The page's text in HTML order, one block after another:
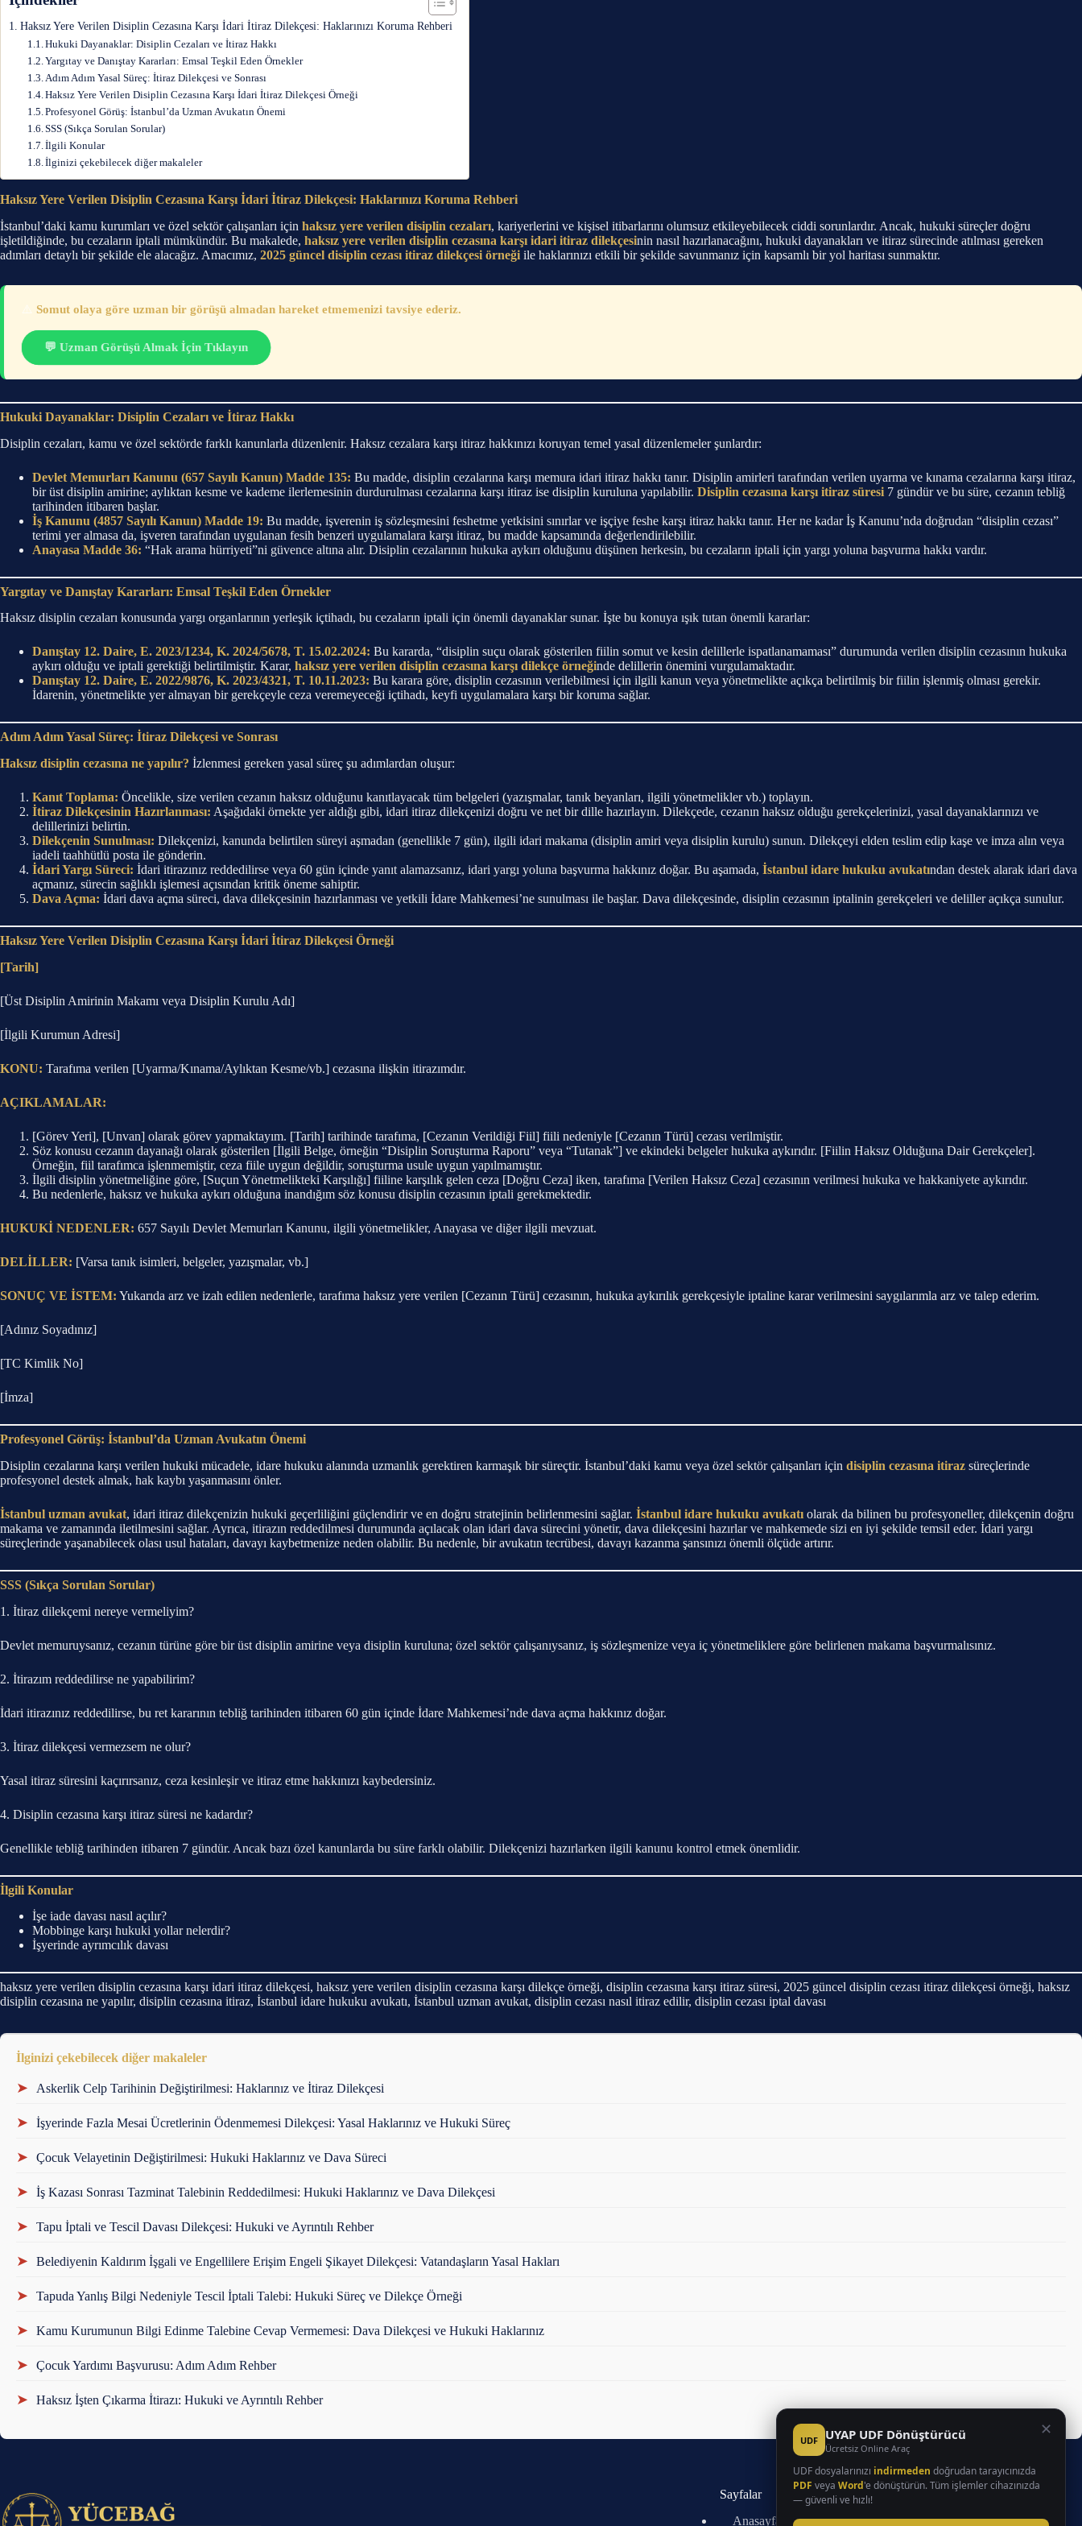
Haksız Yere Verilen Disiplin Cezasına Karşı İdari İtiraz Dilekçesi: Haklarınızı Koruma Rehberi
Hukuki Dayanaklar: Disiplin Cezaları ve İtiraz Hakkı
Yargıtay ve Danıştay Kararları: Emsal Teşkil Eden Örnekler
Adım Adım Yasal Süreç: İtiraz Dilekçesi ve Sonrası
Haksız Yere Verilen Disiplin Cezasına Karşı İdari İtiraz Dilekçesi Örneği
Profesyonel Görüş: İstanbul’da Uzman Avukatın Önemi
SSS (Sıkça Sorulan Sorular)
İlgili Konular
İlginizi çekebilecek diğer makaleler
Haksız Yere Verilen Disiplin Cezasına Karşı İdari İtiraz Dilekçesi: Haklarınızı Koruma Rehberi
İstanbul’daki kamu kurumları ve özel sektör çalışanları için haksız yere verilen disiplin cezaları, kariyerlerini ve kişisel itibarlarını olumsuz etkileyebilecek ciddi sorunlardır. Ancak, hukuki süreçler doğru
işletildiğinde, bu cezaların iptali mümkündür. Bu makalede, haksız yere verilen disiplin cezasına karşı idari itiraz dilekçesinin nasıl hazırlanacağını, hukuki dayanakları ve itiraz sürecinde atılması gereken
adımları detaylı bir şekilde ele alacağız. Amacımız, 2025 güncel disiplin cezası itiraz dilekçesi örneği ile haklarınızı etkili bir şekilde savunmanız için kapsamlı bir yol haritası sunmaktır.
Somut olaya göre uzman bir görüşü almadan hareket etmemenizi tavsiye ederiz.
💬 Uzman Görüşü Almak İçin Tıklayın
Hukuki Dayanaklar: Disiplin Cezaları ve İtiraz Hakkı
Disiplin cezaları, kamu ve özel sektörde farklı kanunlarla düzenlenir. Haksız cezalara karşı itiraz hakkınızı koruyan temel yasal düzenlemeler şunlardır:
Devlet Memurları Kanunu (657 Sayılı Kanun) Madde 135: Bu madde, disiplin cezalarına karşı memura idari itiraz hakkı tanır. Disiplin amirleri tarafından verilen uyarma ve kınama cezalarına karşı itiraz,
bir üst disiplin amirine; aylıktan kesme ve kademe ilerlemesinin durdurulması cezalarına karşı itiraz ise disiplin kuruluna yapılabilir. Disiplin cezasına karşı itiraz süresi 7 gündür ve bu süre, cezanın tebliğ
tarihinden itibaren başlar.
İş Kanunu (4857 Sayılı Kanun) Madde 19: Bu madde, işverenin iş sözleşmesini feshetme yetkisini sınırlar ve işçiye feshe karşı itiraz hakkı tanır. Her ne kadar İş Kanunu’nda doğrudan “disiplin cezası”
terimi yer almasa da, işveren tarafından uygulanan fesih benzeri uygulamalara karşı itiraz, bu madde kapsamında değerlendirilebilir.
Anayasa Madde 36: “Hak arama hürriyeti”ni güvence altına alır. Disiplin cezalarının hukuka aykırı olduğunu düşünen herkesin, bu cezaların iptali için yargı yoluna başvurma hakkı vardır.
Yargıtay ve Danıştay Kararları: Emsal Teşkil Eden Örnekler
Haksız disiplin cezaları konusunda yargı organlarının yerleşik içtihadı, bu cezaların iptali için önemli dayanaklar sunar. İşte bu konuya ışık tutan önemli kararlar:
Danıştay 12. Daire, E. 2023/1234, K. 2024/5678, T. 15.02.2024: Bu kararda, “disiplin suçu olarak gösterilen fiilin somut ve kesin delillerle ispatlanamaması” durumunda verilen disiplin cezasının hukuka
aykırı olduğu ve iptali gerektiği belirtilmiştir. Karar, haksız yere verilen disiplin cezasına karşı dilekçe örneğinde delillerin önemini vurgulamaktadır.
Danıştay 12. Daire, E. 2022/9876, K. 2023/4321, T. 10.11.2023: Bu karara göre, disiplin cezasının verilebilmesi için ilgili kanun veya yönetmelikte açıkça belirtilmiş bir fiilin işlenmiş olması gerekir.
İdarenin, yönetmelikte yer almayan bir gerekçeyle ceza veremeyeceği içtihadı, keyfi uygulamalara karşı bir koruma sağlar.
Adım Adım Yasal Süreç: İtiraz Dilekçesi ve Sonrası
Haksız disiplin cezasına ne yapılır? İzlenmesi gereken yasal süreç şu adımlardan oluşur:
Kanıt Toplama: Öncelikle, size verilen cezanın haksız olduğunu kanıtlayacak tüm belgeleri (yazışmalar, tanık beyanları, ilgili yönetmelikler vb.) toplayın.
İtiraz Dilekçesinin Hazırlanması: Aşağıdaki örnekte yer aldığı gibi, idari itiraz dilekçenizi doğru ve net bir dille hazırlayın. Dilekçede, cezanın haksız olduğu gerekçelerinizi, yasal dayanaklarınızı ve
delillerinizi belirtin.
Dilekçenin Sunulması: Dilekçenizi, kanunda belirtilen süreyi aşmadan (genellikle 7 gün), ilgili idari makama (disiplin amiri veya disiplin kurulu) sunun. Dilekçeyi elden teslim edip kaşe ve imza alın veya
iadeli taahhütlü posta ile gönderin.
İdari Yargı Süreci: İdari itirazınız reddedilirse veya 60 gün içinde yanıt alamazsanız, idari yargı yoluna başvurma hakkınız doğar. Bu aşamada, İstanbul idare hukuku avukatından destek alarak idari dava
açmanız, sürecin sağlıklı işlemesi açısından kritik öneme sahiptir.
Dava Açma: İdari dava açma süreci, dava dilekçesinin hazırlanması ve yetkili İdare Mahkemesi’ne sunulması ile başlar. Dava dilekçesinde, disiplin cezasının iptalinin gerekçeleri ve deliller açıkça sunulur.
Haksız Yere Verilen Disiplin Cezasına Karşı İdari İtiraz Dilekçesi Örneği
[Tarih]
[Üst Disiplin Amirinin Makamı veya Disiplin Kurulu Adı]
[İlgili Kurumun Adresi]
KONU: Tarafıma verilen [Uyarma/Kınama/Aylıktan Kesme/vb.] cezasına ilişkin itirazımdır.
AÇIKLAMALAR:
[Görev Yeri], [Unvan] olarak görev yapmaktayım. [Tarih] tarihinde tarafıma, [Cezanın Verildiği Fiil] fiili nedeniyle [Cezanın Türü] cezası verilmiştir.
Söz konusu cezanın dayanağı olarak gösterilen [İlgili Belge, örneğin “Disiplin Soruşturma Raporu” veya “Tutanak”] ve ekindeki belgeler hukuka aykırıdır. [Fiilin Haksız Olduğuna Dair Gerekçeler].
Örneğin, fiil tarafımca işlenmemiştir, ceza fiile uygun değildir, soruşturma usule uygun yapılmamıştır.
İlgili disiplin yönetmeliğine göre, [Suçun Yönetmelikteki Karşılığı] fiiline karşılık gelen ceza [Doğru Ceza] iken, tarafıma [Verilen Haksız Ceza] cezasının verilmesi hukuka ve hakkaniyete aykırıdır.
Bu nedenlerle, haksız ve hukuka aykırı olduğuna inandığım söz konusu disiplin cezasının iptali gerekmektedir.
HUKUKİ NEDENLER: 657 Sayılı Devlet Memurları Kanunu, ilgili yönetmelikler, Anayasa ve diğer ilgili mevzuat.
DELİLLER: [Varsa tanık isimleri, belgeler, yazışmalar, vb.]
SONUÇ VE İSTEM: Yukarıda arz ve izah edilen nedenlerle, tarafıma haksız yere verilen [Cezanın Türü] cezasının, hukuka aykırılık gerekçesiyle iptaline karar verilmesini saygılarımla arz ve talep ederim.
[Adınız Soyadınız]
[TC Kimlik No]
[İmza]
Profesyonel Görüş: İstanbul’da Uzman Avukatın Önemi
Disiplin cezalarına karşı verilen hukuki mücadele, idare hukuku alanında uzmanlık gerektiren karmaşık bir süreçtir. İstanbul’daki kamu veya özel sektör çalışanları için disiplin cezasına itiraz süreçlerinde
profesyonel destek almak, hak kaybı yaşanmasını önler.
İstanbul uzman avukat, idari itiraz dilekçenizin hukuki geçerliliğini güçlendirir ve en doğru stratejinin belirlenmesini sağlar. İstanbul idare hukuku avukatı olarak da bilinen bu profesyoneller, dilekçenin doğru
makama ve zamanında iletilmesini sağlar. Ayrıca, itirazın reddedilmesi durumunda açılacak olan idari dava sürecini yönetir, dava dilekçesini hazırlar ve mahkemede sizi en iyi şekilde temsil eder. İdari yargı
süreçlerinde yaşanabilecek olası usul hataları, davayı kaybetmenize neden olabilir. Bu nedenle, bir avukatın tecrübesi, davayı kazanma şansınızı önemli ölçüde artırır.
SSS (Sıkça Sorulan Sorular)
1. İtiraz dilekçemi nereye vermeliyim?
Devlet memuruysanız, cezanın türüne göre bir üst disiplin amirine veya disiplin kuruluna; özel sektör çalışanıysanız, iş sözleşmenize veya iç yönetmeliklere göre belirlenen makama başvurmalısınız.
2. İtirazım reddedilirse ne yapabilirim?
İdari itirazınız reddedilirse, bu ret kararının tebliğ tarihinden itibaren 60 gün içinde İdare Mahkemesi’nde dava açma hakkınız doğar.
3. İtiraz dilekçesi vermezsem ne olur?
Yasal itiraz süresini kaçırırsanız, ceza kesinleşir ve itiraz etme hakkınızı kaybedersiniz.
4. Disiplin cezasına karşı itiraz süresi ne kadardır?
Genellikle tebliğ tarihinden itibaren 7 gündür. Ancak bazı özel kanunlarda bu süre farklı olabilir. Dilekçenizi hazırlarken ilgili kanunu kontrol etmek önemlidir.
İlgili Konular
İşe iade davası nasıl açılır?
Mobbinge karşı hukuki yollar nelerdir?
İşyerinde ayrımcılık davası
haksız yere verilen disiplin cezasına karşı idari itiraz dilekçesi, haksız yere verilen disiplin cezasına karşı dilekçe örneği, disiplin cezasına karşı itiraz süresi, 2025 güncel disiplin cezası itiraz dilekçesi örneği, haksız
disiplin cezasına ne yapılır, disiplin cezasına itiraz, İstanbul idare hukuku avukatı, İstanbul uzman avukat, disiplin cezası nasıl itiraz edilir, disiplin cezası iptal davası
İlginizi çekebilecek diğer makaleler
➤ Askerlik Celp Tarihinin Değiştirilmesi: Haklarınız ve İtiraz Dilekçesi
➤ İşyerinde Fazla Mesai Ücretlerinin Ödenmemesi Dilekçesi: Yasal Haklarınız ve Hukuki Süreç
➤ Çocuk Velayetinin Değiştirilmesi: Hukuki Haklarınız ve Dava Süreci
➤ İş Kazası Sonrası Tazminat Talebinin Reddedilmesi: Hukuki Haklarınız ve Dava Dilekçesi
➤ Tapu İptali ve Tescil Davası Dilekçesi: Hukuki ve Ayrıntılı Rehber
➤ Belediyenin Kaldırım İşgali ve Engellilere Erişim Engeli Şikayet Dilekçesi: Vatandaşların Yasal Hakları
➤ Tapuda Yanlış Bilgi Nedeniyle Tescil İptali Talebi: Hukuki Süreç ve Dilekçe Örneği
➤ Kamu Kurumunun Bilgi Edinme Talebine Cevap Vermemesi: Dava Dilekçesi ve Hukuki Haklarınız
➤ Çocuk Yardımı Başvurusu: Adım Adım Rehber
➤ Haksız İşten Çıkarma İtirazı: Hukuki ve Ayrıntılı Rehber
Sayfalar
Anasayfa
✕
UDF UYAP UDF Dönüştürücü
Ücretsiz Online Araç
UDF dosyalarınızı indirmeden doğrudan tarayıcınızda
PDF veya Word'e dönüştürün. Tüm işlemler cihazınızda
— güvenli ve hızlı!